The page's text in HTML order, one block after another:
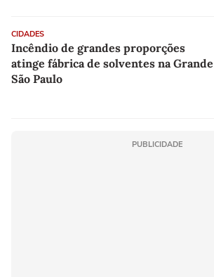
CIDADES
Incêndio de grandes proporções
atinge fábrica de solventes na Grande
São Paulo
PUBLICIDADE